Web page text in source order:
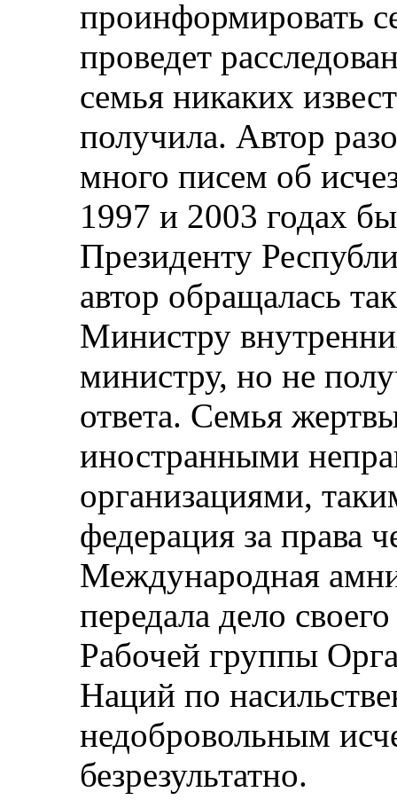
проинформировать
проведет
семья никаких
получила. Автор
много писем об
1997 и 2003 годах
Президенту
автор обращалась
Министру
министру, но не
ответа. Семья
иностранными
организациями,
федерация за
Международная
передала дело
Рабочей группы
Наций по
недобровольным
безрезультатно.